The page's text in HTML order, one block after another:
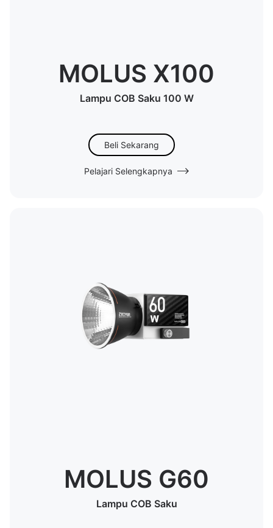
MOLUS X100
Lampu COB Saku 100 W
Beli Sekarang
Pelajari Selengkapnya
MOLUS G60
Lampu COB Saku